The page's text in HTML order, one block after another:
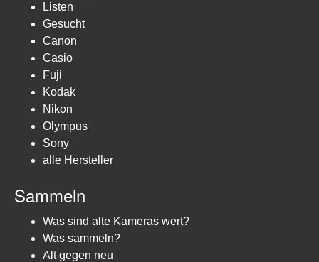
Listen
Gesucht
Canon
Casio
Fuji
Kodak
Nikon
Olympus
Sony
alle Hersteller
Sammeln
Was sind alte Kameras wert?
Was sammeln?
Alt gegen neu